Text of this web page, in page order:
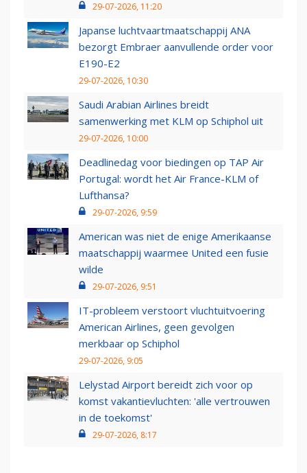
29-07-2026, 11:20
Japanse luchtvaartmaatschappij ANA
bezorgt Embraer aanvullende order voor
E190-E2
29-07-2026, 10:30
Saudi Arabian Airlines breidt
samenwerking met KLM op Schiphol uit
29-07-2026, 10:00
Deadlinedag voor biedingen op TAP Air
Portugal: wordt het Air France-KLM of
Lufthansa?
29-07-2026, 9:59
American was niet de enige Amerikaanse
maatschappij waarmee United een fusie
wilde
29-07-2026, 9:51
IT-probleem verstoort vluchtuitvoering
American Airlines, geen gevolgen
merkbaar op Schiphol
29-07-2026, 9:05
Lelystad Airport bereidt zich voor op
komst vakantievluchten: 'alle vertrouwen
in de toekomst'
29-07-2026, 8:17